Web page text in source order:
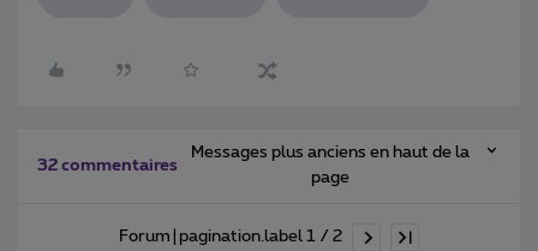
32 commentaires
Messages plus anciens en haut de la
page
Forum|pagination.label 1 / 2